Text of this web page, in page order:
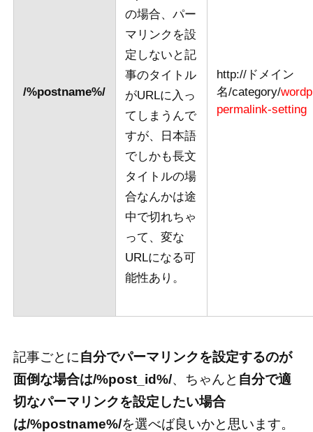
/%postname%/
の場合、パー
マリンクを設
定しないと記
事のタイトル
がURLに入っ
てしまうんで
すが、日本語
でしかも長文
タイトルの場
合なんかは途
中で切れちゃ
って、変な
URLになる可
能性あり。
http://ドメイン
名/category/
permalink-setting
記事ごとに自分でパーマリンクを設定するのが
面倒な場合は/%post_id%/、ちゃんと 自分で適
切なパーマリンクを設定したい場合
は/%postname%/を選べば良いかと思います。